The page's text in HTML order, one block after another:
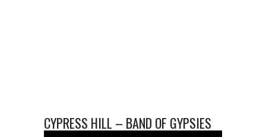
CYPRESS HILL – BAND OF GYPSIES